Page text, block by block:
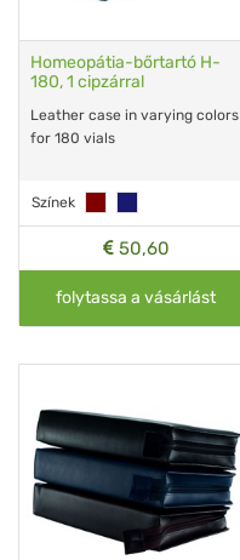
Homeopátia-bőrtartó H-
180, 1 cipzárral
Leather case in varying colors
for 180 vials
Színek
50,60
folytassa a vásárlást